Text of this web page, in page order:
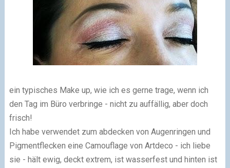
ein typisches Make up, wie ich es gerne trage, wenn ich
den Tag im Büro verbringe - nicht zu auffällig, aber doch
frisch!
Ich habe verwendet zum abdecken von Augenringen und
Pigmentflecken eine Camouflage von Artdeco - ich liebe
sie - hält ewig, deckt extrem, ist wasserfest und hinten ist